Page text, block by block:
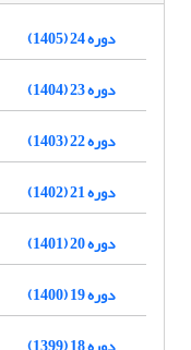
دوره 24 (1405)
دوره 23 (1404)
دوره 22 (1403)
دوره 21 (1402)
دوره 20 (1401)
دوره 19 (1400)